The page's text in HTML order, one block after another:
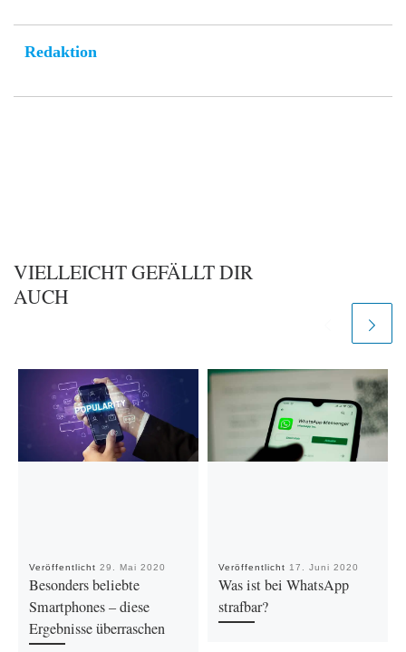
Redaktion
VIELLEICHT GEFÄLLT DIR
AUCH
Veröffentlicht 29. Mai 2020
Besonders beliebte
Smartphones – diese
Ergebnisse überraschen
Veröffentlicht 17. Juni 2020
Was ist bei WhatsApp
strafbar?